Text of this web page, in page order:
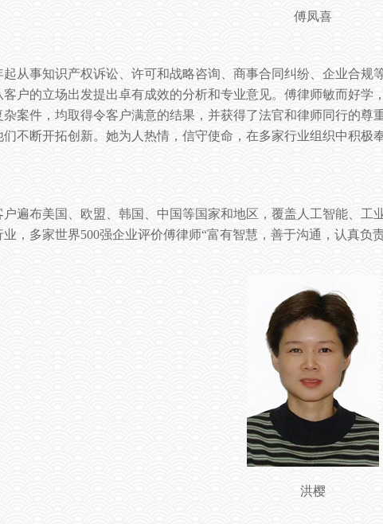
傅凤喜
起从事知识产权诉讼、许可和战略咨询、商事合同纠纷、企业合规
客户的立场出发提出卓有成效的分析和专业意见。傅律师敏而好
案件，均取得令客户满意的结果，并获得了法官和律师同行的
不断开拓创新。她为人热情，信守使命，在多家行业组织中积
遍布美国、欧盟、韩国、中国等国家和地区，覆盖人工智能、工
业，多家世界500强企业评价傅律师“富有智慧，善于沟通，认真负
洪樱